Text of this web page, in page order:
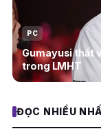
PC
Gumayusi thất
trong LMHT
ĐỌC NHIỀU